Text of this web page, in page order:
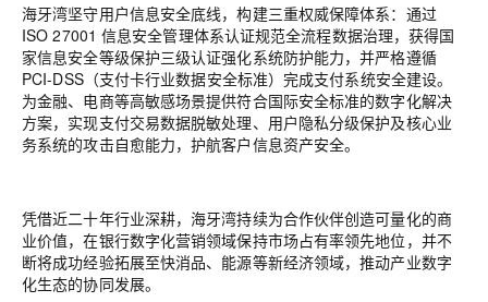
海牙湾坚守用户信息安全底线，构建三重权威保障体系：通过
ISO 27001 信息安全管理体系认证规范全流程数据治理，获得国
家信息安全等级保护三级认证强化系统防护能力，并严格遵循
PCI-DSS（支付卡行业数据安全标准）完成支付系统安全建设。
为金融、电商等高敏感场景提供符合国际安全标准的数字化解决
方案，实现支付交易数据脱敏处理、用户隐私分级保护及核心业
务系统的攻击自愈能力，护航客户信息资产安全。
凭借近二十年行业深耕，海牙湾持续为合作伙伴创造可量化的商
业价值，在银行数字化营销领域保持市场占有率领先地位，并不
断将成功经验拓展至快消品、能源等新经济领域，推动产业数字
化生态的协同发展。